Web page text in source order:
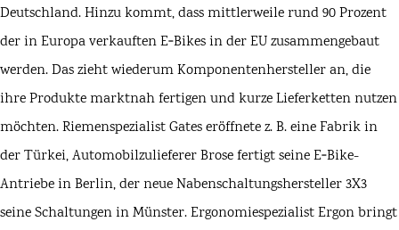
Deutschland. Hinzu kommt, dass mittlerweile rund 90 Prozent
der in Europa verkauften E‑Bikes in der EU zusammengebaut
werden. Das zieht wiederum Komponentenhersteller an, die
ihre Produkte marktnah fertigen und kurze Lieferketten nutzen
möchten. RiemenspezialistGateseröffnete z. B. eine Fabrik in
der Türkei, AutomobilzuliefererBrosefertigt seine E‑Bike-
Antriebe in Berlin, der neue Nabenschaltungshersteller 3X3
seine Schaltungen in Münster. ErgonomiespezialistErgonbringt